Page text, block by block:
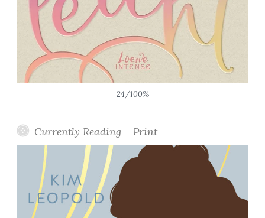
24/100%
Currently Reading – Print